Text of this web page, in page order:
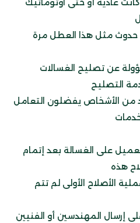
عادية أو حتى اوتوماتيك
مثل هذا العطل مرة
عن تصليح الغسالات
التصليح
من الأشخاص يفضلون التعامل
على الغسالة بعد إتمام
هذه
الأصلاح الأولى لم تتم
إرسال المهندسين أو الفنيين